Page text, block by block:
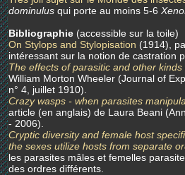
dominulus qui porte au moins 5-6
Bibliographie (accessible sur la toile)
On Stylops and Stylopisation (1914),
intéressant sur la notion de castration
The effects of parasitic and other
William Morton Wheeler (Journal of
n° 4, juillet 1910).
Crazy wasps - when parasites
article (en anglais) de Laura Beani
- 2006).
Cryptic diversity and female host
the sexes utilize hosts from separate
les parasites mâles et femelles
des ordres différents.